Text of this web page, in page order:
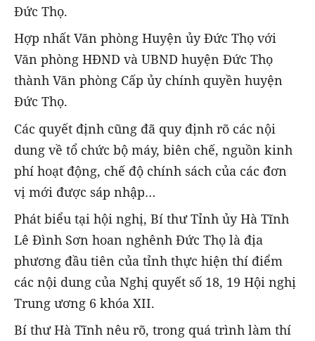
Đức Thọ.
Hợp nhất Văn phòng Huyện ủy Đức Thọ với
Văn phòng HĐND và UBND huyện Đức Thọ
thành Văn phòng Cấp ủy chính quyền huyện
Đức Thọ.
Các quyết định cũng đã quy định rõ các nội
dung về tổ chức bộ máy, biên chế, nguồn kinh
phí hoạt động, chế độ chính sách của các đơn
vị mới được sáp nhập…
Phát biểu tại hội nghị, Bí thư Tỉnh ủy Hà Tĩnh
Lê Đình Sơn hoan nghênh Đức Thọ là địa
phương đầu tiên của tỉnh thực hiện thí điểm
các nội dung của Nghị quyết số 18, 19 Hội nghị
Trung ương 6 khóa XII.
Bí thư Hà Tĩnh nêu rõ, trong quá trình làm thí